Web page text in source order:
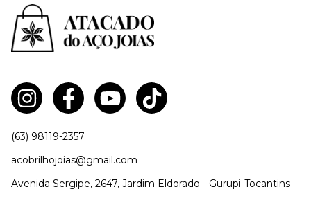
(63) 98119-2357
acobrilhojoias@gmail.com
Avenida Sergipe, 2647, Jardim Eldorado - Gurupi-Tocantins